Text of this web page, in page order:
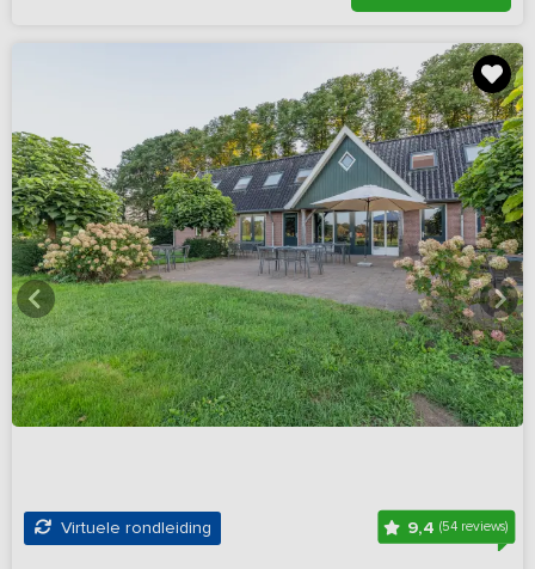
Virtuele rondleiding 9,4 (54 reviews)